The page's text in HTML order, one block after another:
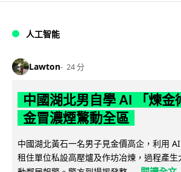
人工智能
Lawton 24 分
中國湖北男自學 AI 「煉金
金冒濃煙驚動全區
中國湖北黃石一名男子見金價高企，利用
租住單位私設高壓爐及作坊冶煉，過程產